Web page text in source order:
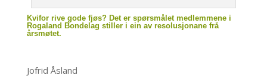
Kvifor rive gode fjøs? Det er spørsmålet medlemmene i
Rogaland Bondelag stiller i ein av resolusjonane frå
årsmøtet.
Jofrid Åsland